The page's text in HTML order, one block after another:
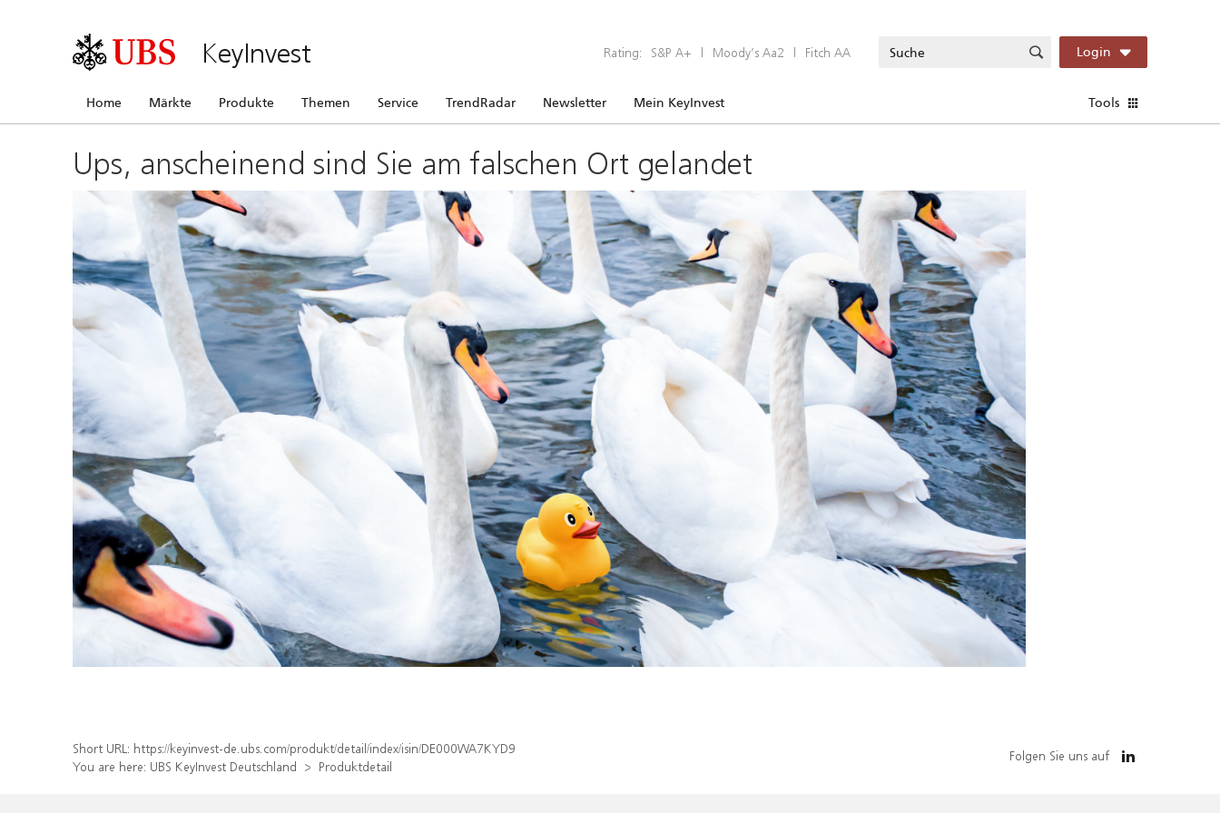
KeyInvest Rating: S&P A+ | Moody’s Aa2 | Fitch AA Login
Home Märkte Produkte Themen Service TrendRadar Newsletter Mein KeyInvest Tools
Ups, anscheinend sind Sie am falschen Ort gelandet
Short URL: https://keyinvest-de.ubs.com/produkt/detail/index/isin/DE000WA7KYD9
You are here: UBS KeyInvest Deutschland Produktdetail
Folgen Sie uns auf